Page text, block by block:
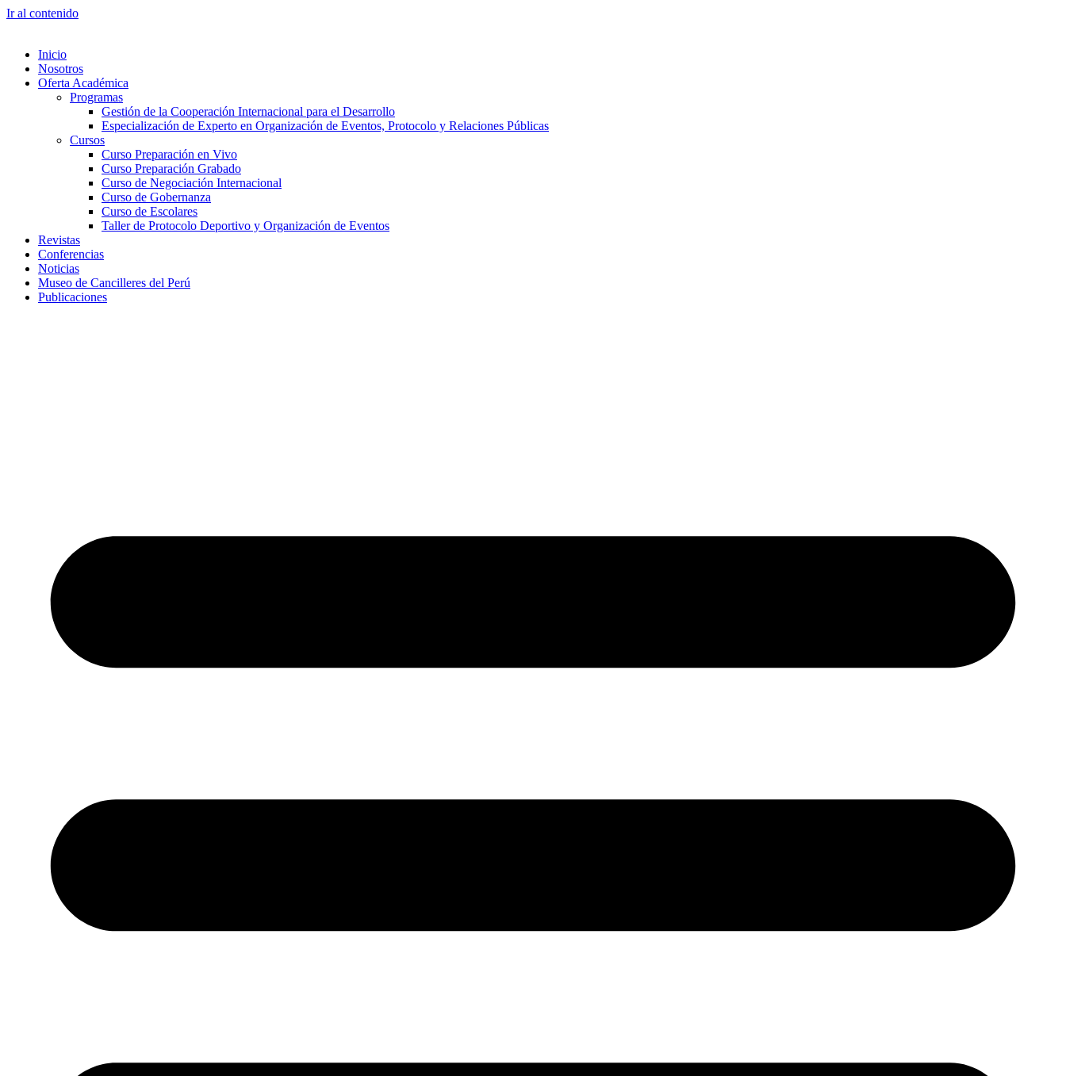
Ir al contenido
Inicio
Nosotros
Oferta Académica
Programas
Gestión de la Cooperación Internacional para el Desarrollo
Especialización de Experto en Organización de Eventos, Protocolo y Relaciones Públicas
Cursos
Curso Preparación en Vivo
Curso Preparación Grabado
Curso de Negociación Internacional
Curso de Gobernanza
Curso de Escolares
Taller de Protocolo Deportivo y Organización de Eventos
Revistas
Conferencias
Noticias
Museo de Cancilleres del Perú
Publicaciones